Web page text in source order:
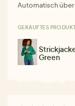
Automatisch
GEKAUFTES
Green